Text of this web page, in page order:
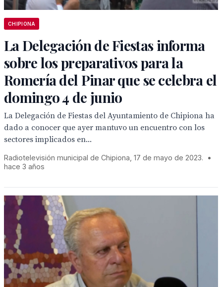
CHIPIONA
La Delegación de Fiestas informa
sobre los preparativos para la
Romería del Pinar que se celebra el
domingo 4 de junio
La Delegación de Fiestas del Ayuntamiento de Chipiona ha
dado a conocer que ayer mantuvo un encuentro con los
sectores implicados en...
Radiotelevisión municipal de Chipiona, 17 de mayo de 2023.
•
hace 3 años